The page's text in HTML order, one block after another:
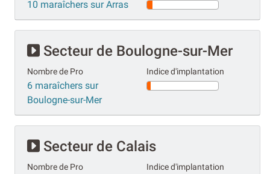
10 maraîchers sur Arras
Secteur de Boulogne-sur-Mer
Nombre de Pro
6 maraîchers sur
Boulogne-sur-Mer
Indice d'implantation
Secteur de Calais
Nombre de Pro Indice d'implantation